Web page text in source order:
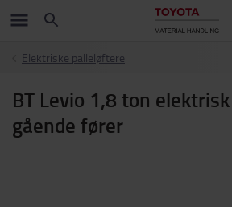
Elektriske palleløftere
BT Levio 1,8 ton
gående fører